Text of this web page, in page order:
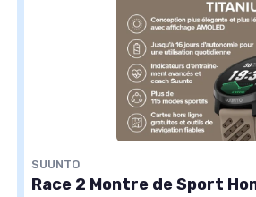
SUUNTO
Race 2 Montre de Sport